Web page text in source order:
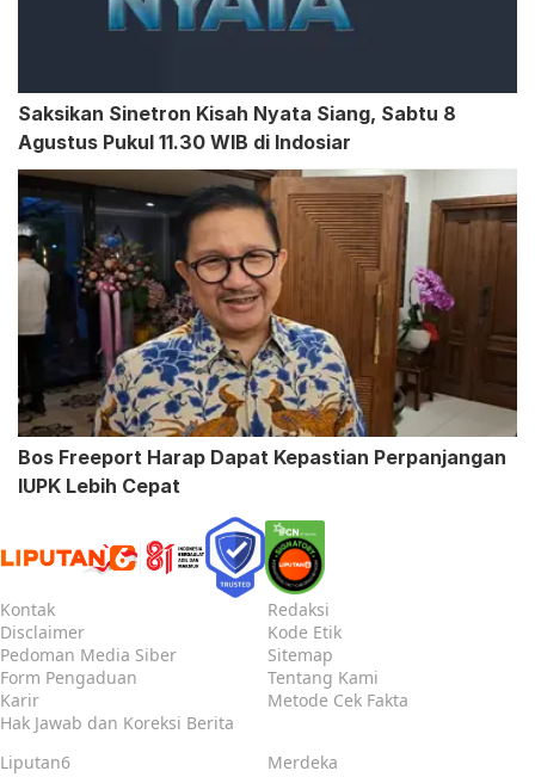
Saksikan Sinetron Kisah Nyata Siang, Sabtu 8
Agustus Pukul 11.30 WIB di Indosiar
Bos Freeport Harap Dapat Kepastian Perpanjangan
IUPK Lebih Cepat
Kontak
Redaksi
Disclaimer
Kode Etik
Pedoman Media Siber
Sitemap
Form Pengaduan
Tentang Kami
Karir
Metode Cek Fakta
Hak Jawab dan Koreksi Berita
Liputan6
Merdeka